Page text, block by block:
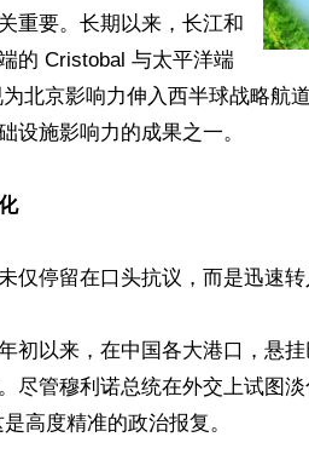
重要。长期以来，长江和
的 Cristobal 与太平洋端
北京影响力伸入西半球战略航
设施影响力的成果之一。
仅停留在口头抗议，而是迅速转
初以来，在中国各大港口，悬
尽管穆利诺总统在外交上试图
高度精准的政治报复。